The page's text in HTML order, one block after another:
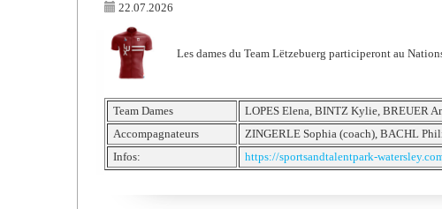
22.07.2026
Les dames du Team Lëtzebuerg participeront au
Team Dames
LOPES Elena, BINTZ Kylie, BREUER
Accompagnateurs
ZINGERLE Sophia (coach), BACHL
Infos:
https://sportsandtalentpark-